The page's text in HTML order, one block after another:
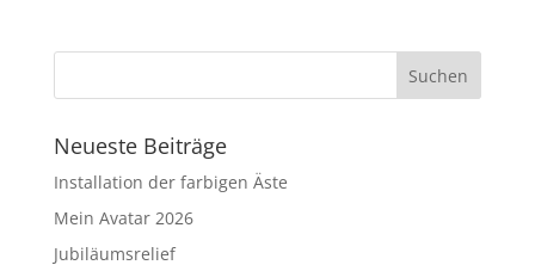
Neueste Beiträge
Installation der farbigen Äste
Mein Avatar 2026
Jubiläumsrelief